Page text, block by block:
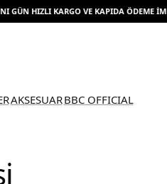
HIZLI KARGO VE KAPIDA ÖDEME İMKANI
AKSESUARBBC OFFICIAL